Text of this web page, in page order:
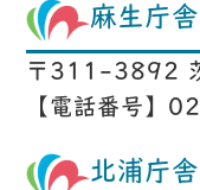
麻生庁舎
〒311-3892
【電話番号
北浦庁舎